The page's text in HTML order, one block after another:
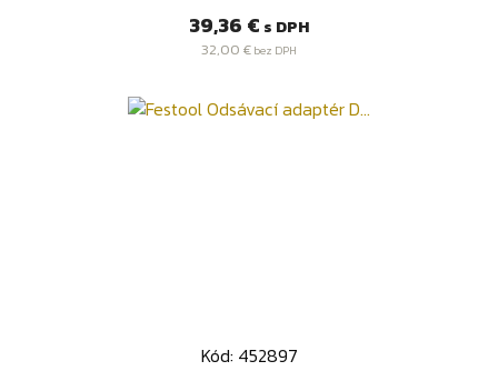
Cena
39,36 € s DPH
32,00 € bez DPH
Kód: 452897